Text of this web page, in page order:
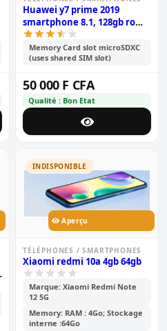
Huawei y7 prime 2019
smartphone 8.1, 128gb rom,
4gb ram, écran hd+ de 6.26
pouces, double caméra
13+2mp, double sim,
Memory Card slot microSDXC
(uses shared SIM slot)
50 000 F CFA
Qualité : Bon Etat
INDISPONIBLE
Aperçu
TÉLÉPHONES / SMARTPHONES
Xiaomi redmi 10a 4gb 64gb
Marque: Xiaomi Redmi Note
12 5G
Memory: RAM : 4Go; Stockage
interne :64Go